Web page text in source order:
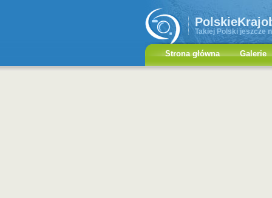
Takiej Polski jeszcze
Strona główna Galerie